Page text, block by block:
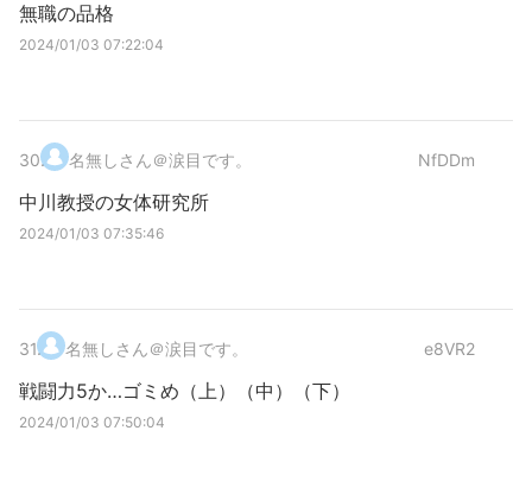
無職の品格
2024/01/03 07:22:04
30. 名無しさん＠涙目です。 NfDDm
中川教授の女体研究所
2024/01/03 07:35:46
31. 名無しさん＠涙目です。 e8VR2
戦闘力5か…ゴミめ（上）（中）（下）
2024/01/03 07:50:04